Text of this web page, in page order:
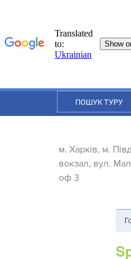
ПОШУК ТУРУ
м. Харків, м.
вокзал, вул.
оф 3